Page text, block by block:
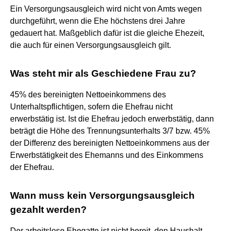
Ein Versorgungsausgleich wird nicht von Amts wegen
durchgeführt, wenn die Ehe höchstens drei Jahre
gedauert hat. Maßgeblich dafür ist die gleiche Ehezeit,
die auch für einen Versorgungsausgleich gilt.
Was steht mir als Geschiedene Frau zu?
45% des bereinigten Nettoeinkommens des
Unterhaltspflichtigen, sofern die Ehefrau nicht
erwerbstätig ist. Ist die Ehefrau jedoch erwerbstätig, dann
beträgt die Höhe des Trennungsunterhalts 3/7 bzw. 45%
der Differenz des bereinigten Nettoeinkommens aus der
Erwerbstätigkeit des Ehemanns und des Einkommens
der Ehefrau.
Wann muss kein Versorgungsausgleich
gezahlt werden?